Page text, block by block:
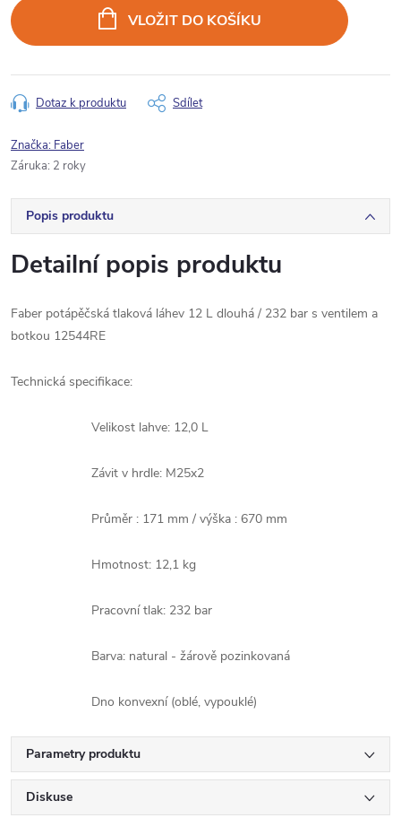
cena:
VLOŽIT DO KOŠÍKU
Dotaz k produktu Sdílet
Značka: Faber
Záruka: 2 roky
Popis produktu
Detailní popis produktu
Faber potápěčská tlaková láhev 12 L dlouhá / 232 bar s ventilem a
botkou 12544RE
Technická specifikace:
Velikost lahve: 12,0 L
Závit v hrdle: M25x2
Průměr : 171 mm / výška : 670 mm
Hmotnost: 12,1 kg
Pracovní tlak: 232 bar
Barva: natural - žárově pozinkovaná
Dno konvexní (oblé, vypouklé)
Parametry produktu
Diskuse